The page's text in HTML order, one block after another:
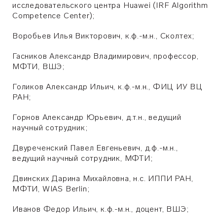
исследовательского центра Huawei (IRF Algorithm
Competence Center);
Воробьев Илья Викторович, к.ф.-м.н., Сколтех;
Гасников Александр Владимирович, профессор,
МФТИ, ВШЭ;
Голиков Александр Ильич, к.ф.-м.н., ФИЦ ИУ ВЦ
РАН;
Горнов Александр Юрьевич, д.т.н., ведущий
научный сотрудник;
Двуреченский Павел Евгеньевич, д.ф.-м.н.,
ведущий научный сотрудник, МФТИ;
Двинских Дарина Михайловна, н.с. ИППИ РАН,
МФТИ, WIAS Berlin;
Иванов Федор Ильич, к.ф.-м.н., доцент, ВШЭ;